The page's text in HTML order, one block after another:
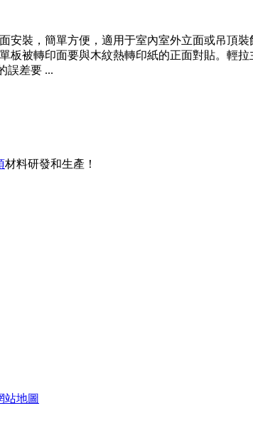
安裝，簡單方便，適用于室內室外立面或吊
被轉印面要與木紋熱轉印紙的正面對貼。輕
誤差要 ...
材料研發和生產！
站地圖